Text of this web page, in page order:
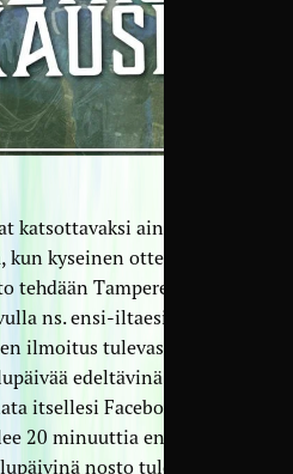
katsottavaksi aina
kun kyseinen ottelu on
tehdään Tampere
ns. ensi-iltaesityksenä
ilmoitus tulevasta
edeltävinä päivinä,
itsellesi Facebookissa
20 minuuttia ennen
nosto tulevasta